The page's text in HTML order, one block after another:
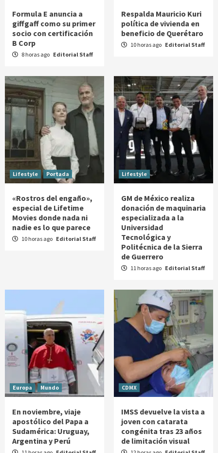
Formula E anuncia a
giffgaff como su primer
socio con certificación
B Corp
8 horas ago Editorial Staff
Respalda Mauricio Kuri
política de vivienda en
beneficio de Querétaro
10 horas ago Editorial Staff
Lifestyle Portada
«Rostros del engaño»,
especial de Lifetime
Movies donde nada ni
nadie es lo que parece
10 horas ago Editorial Staff
Lifestyle
GM de México realiza
donación de maquinaria
especializada a la
Universidad
Tecnológica y
Politécnica de la Sierra
de Guerrero
11 horas ago Editorial Staff
Europa Mundo
En noviembre, viaje
apostólico del Papa a
Sudamérica: Uruguay,
Argentina y Perú
CDMX
IMSS devuelve la vista a
joven con catarata
congénita tras 23 años
de limitación visual